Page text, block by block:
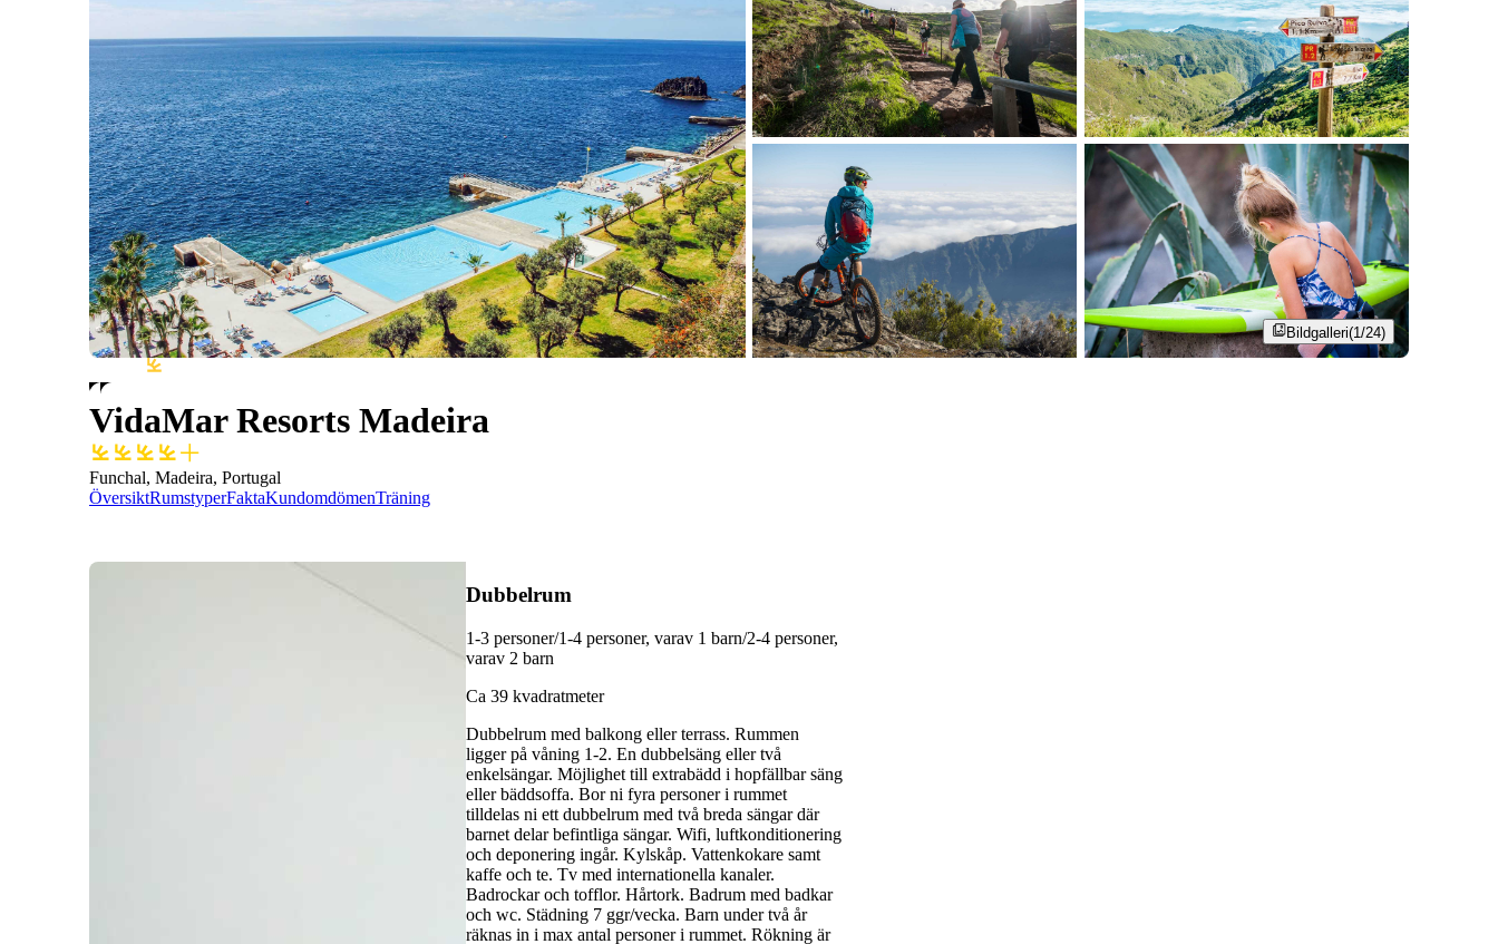
Bildgalleri(1/24)
VidaMar Resorts Madeira
Funchal, Madeira, Portugal
ÖversiktRumstyperFaktaKundomdömenTräning
Dubbelrum
1-3 personer/1-4 personer, varav 1 barn/2-4 personer,
varav 2 barn
Ca 39 kvadratmeter
Dubbelrum med balkong eller terrass. Rummen
ligger på våning 1-2. En dubbelsäng eller två
enkelsängar. Möjlighet till extrabädd i hopfällbar säng
eller bäddsoffa. Bor ni fyra personer i rummet
tilldelas ni ett dubbelrum med två breda sängar där
barnet delar befintliga sängar. Wifi, luftkonditionering
och deponering ingår. Kylskåp. Vattenkokare samt
kaffe och te. Tv med internationella kanaler.
Badrockar och tofflor. Hårtork. Badrum med badkar
och wc. Städning 7 ggr/vecka. Barn under två år
räknas in i max antal personer i rummet. Rökning är